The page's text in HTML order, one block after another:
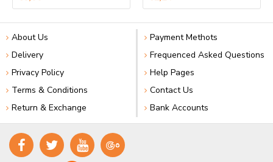
About Us
Delivery
Privacy Policy
Terms & Conditions
Return & Exchange
Payment Methots
Frequenced Asked Questions
Help Pages
Contact Us
Bank Accounts